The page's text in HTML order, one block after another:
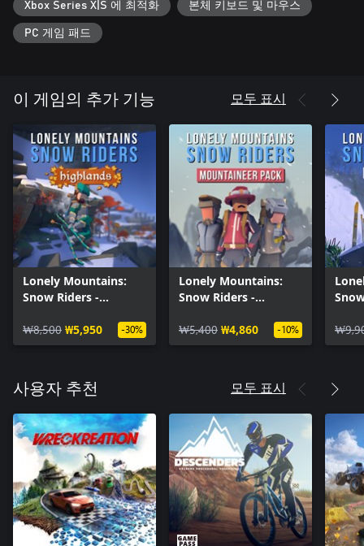
Xbox Series X|S 에 최적화 본체 키보드 및 마우스
PC 게임 패드
이 게임의 추가 기능 모두 표시
Lonely Mountains:
Snow Riders -
₩8,500 ₩5,950 -30%
Lonely Mountains:
Snow Riders -
₩5,400 ₩4,860 -10%
사용자 추천 모두 표시